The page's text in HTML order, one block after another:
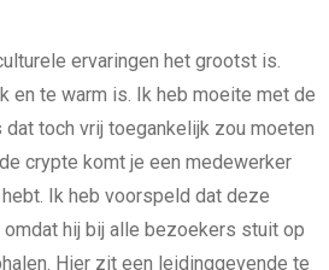
ervaringen het grootst is.
en te warm is. Ik heb moeite met de
toch vrij toegankelijk zou moeten
crypte komt je een medewerker
Ik heb voorspeld dat deze
hij bij alle bezoekers stuit op
Hier zit een leidinggevende te